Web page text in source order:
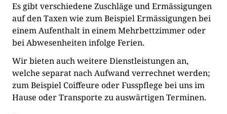
Es gibt verschiedene Zuschläge und Ermässigungen
auf den Taxen wie zum Beispiel Ermässigungen bei
einem Aufenthalt in einem Mehrbettzimmer oder
bei Abwesenheiten infolge Ferien.
Wir bieten auch weitere Dienstleistungen an,
welche separat nach Aufwand verrechnet werden;
zum Beispiel Coiffeure oder Fusspflege bei uns im
Hause oder Transporte zu auswärtigen Terminen.